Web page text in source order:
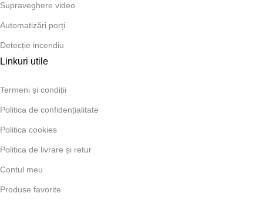
Supraveghere video
Automatizări porți
Detecție incendiu
Linkuri utile
Termeni și condiții
Politica de confidențialitate
Politica cookies
Politica de livrare și retur
Contul meu
Produse favorite